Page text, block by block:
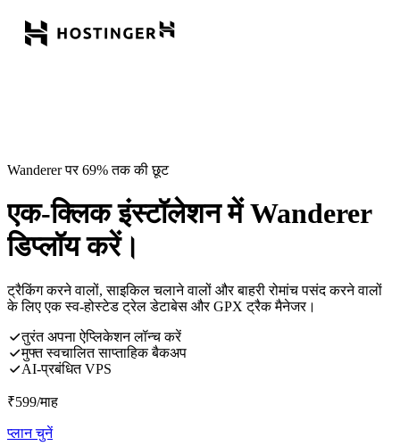
Wanderer पर 69% तक की छूट
एक-क्लिक इंस्टॉलेशन में Wanderer
डिप्लॉय करें।
ट्रैकिंग करने वालों, साइकिल चलाने वालों और बाहरी रोमांच पसंद करने वालों
के लिए एक स्व-होस्टेड ट्रेल डेटाबेस और GPX ट्रैक मैनेजर।
तुरंत अपना ऐप्लिकेशन लॉन्च करें
मुफ्त स्वचालित साप्ताहिक बैकअप
AI-प्रबंधित VPS
₹599/माह
प्लान चुनें